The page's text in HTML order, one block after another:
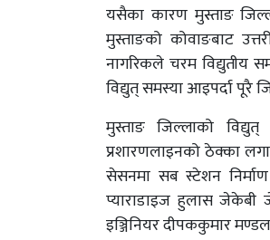
यसैका कारण मुस्ताङ
मुस्ताङको कोवाङबाट
नागरिकले चरम विद्युतीय
विद्युत् समस्या आइपर्दा पूरै
मुस्ताङ जिल्लाको
प्रशारणलाइनको ठेक्का
सेसनमा सब स्टेशन
प्याराडाइज हुलास
इञ्जिनियर दीपककुमार